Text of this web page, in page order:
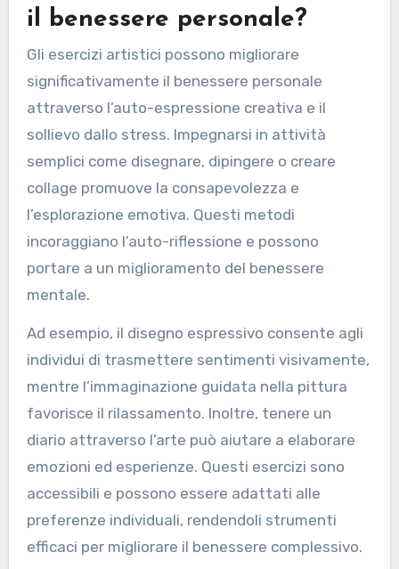
gruppi artistici o workshop può fornire supporto
Quali semplici esercizi
artistici possono migliorare
il benessere personale?
Gli esercizi artistici possono migliorare
significativamente il benessere personale
attraverso l’auto-espressione creativa e il
sollievo dallo stress. Impegnarsi in attività
collage promuove la consapevolezza e
l’esplorazione emotiva. Questi metodi
incoraggiano l’auto-riflessione e possono
portare a un miglioramento del benessere
mentale.
Ad esempio, il disegno espressivo consente agli
individui di trasmettere sentimenti visivamente,
mentre l’immaginazione guidata nella pittura